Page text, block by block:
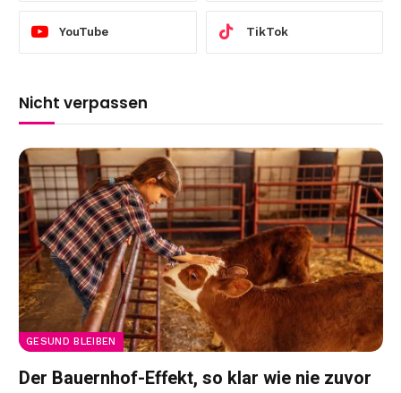
YouTube TikTok
Nicht verpassen
GESUND BLEIBEN
Der Bauernhof-Effekt, so klar wie nie zuvor